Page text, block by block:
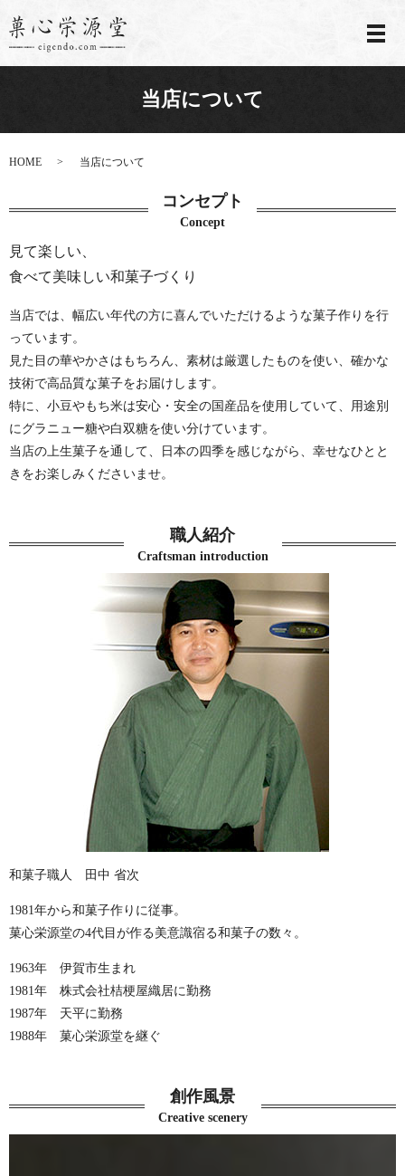
メ
当店について
HOME 当店について
コンセプト
Concept
見て楽しい、
食べて美味しい和菓子づくり
当店では、幅広い年代の方に喜んでいただけるような菓子作りを行
っています。
見た目の華やかさはもちろん、素材は厳選したものを使い、確かな
技術で高品質な菓子をお届けします。
特に、小豆やもち米は安心・安全の国産品を使用していて、
用途別
にグラニュー糖や白双糖を使い分けています。
当店の上生菓子を通して、日本の四季を感じながら、幸せなひとと
きをお楽しみくださいませ。
職人紹介
Craftsman introduction
和菓子職人 田中 省次
1981年から和菓子作りに従事。
菓心栄源堂の4代目が作る美意識宿る和菓子の数々。
1963年 伊賀市生まれ
1981年 株式会社桔梗屋織居に勤務
1987年 天平に勤務
1988年 菓心栄源堂を継ぐ
創作風景
Creative scenery